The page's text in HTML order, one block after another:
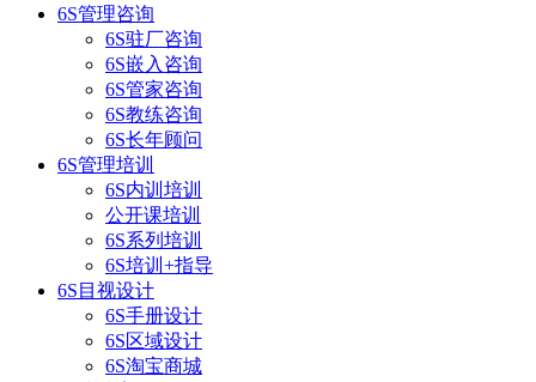
6S管理咨询
6S驻厂咨询
6S嵌入咨询
6S管家咨询
6S教练咨询
6S长年顾问
6S管理培训
6S内训培训
公开课培训
6S系列培训
6S培训+指导
6S目视设计
6S手册设计
6S区域设计
6S淘宝商城